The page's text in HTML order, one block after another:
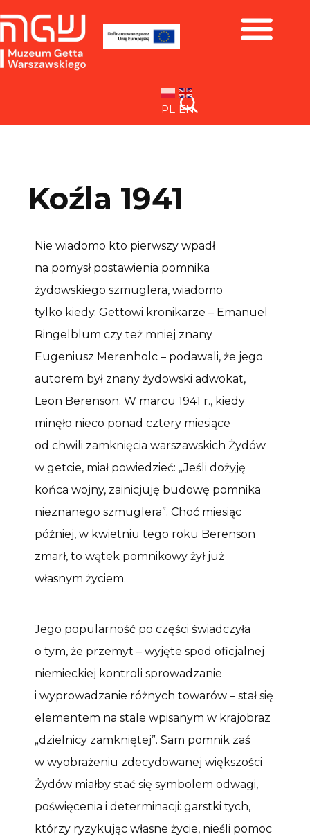
PL EN
Koźla 1941
Nie wiadomo kto pierwszy wpadł
na pomysł postawienia pomnika
żydowskiego szmuglera, wiadomo
tylko kiedy. Gettowi kronikarze – Emanuel
Ringelblum czy też mniej znany
Eugeniusz Merenholc – podawali, że jego
autorem był znany żydowski adwokat,
Leon Berenson. W marcu 1941 r., kiedy
minęło nieco ponad cztery miesiące
od chwili zamknięcia warszawskich Żydów
w getcie, miał powiedzieć: „Jeśli dożyję
końca wojny, zainicjuję budowę pomnika
nieznanego szmuglera”. Choć miesiąc
później, w kwietniu tego roku Berenson
zmarł, to wątek pomnikowy żył już
własnym życiem.
Jego popularność po części świadczyła
o tym, że przemyt – wyjęte spod oficjalnej
niemieckiej kontroli sprowadzanie
i wyprowadzanie różnych towarów – stał się
elementem na stale wpisanym w krajobraz
„dzielnicy zamkniętej”. Sam pomnik zaś
w wyobrażeniu zdecydowanej większości
Żydów miałby stać się symbolem odwagi,
poświęcenia i determinacji: garstki tych,
którzy ryzykując własne życie, nieśli pomoc